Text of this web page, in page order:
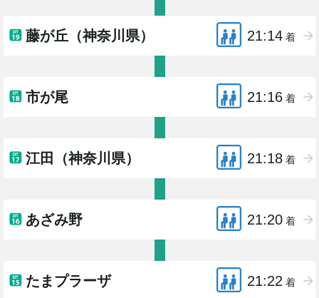
藤が丘（神奈川県） 21:14 着
市が尾 21:16 着
江田（神奈川県） 21:18 着
あざみ野 21:20 着
たまプラーザ 21:22 着